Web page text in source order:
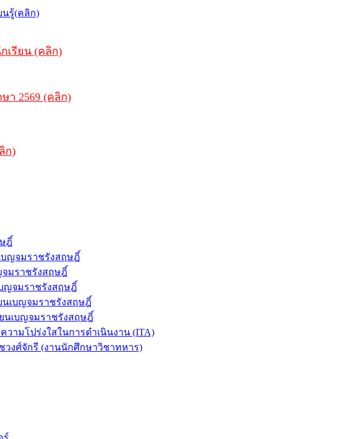
นรู้(คลิก)
เรียน (คลิก)
า 2569 (คลิก)
ก)
ฎิ์
บญจมราชรังสฤษฎิ์
จมราชรังสฤษฎิ์
บญจมราชรังสฤษฎิ์
นเบญจมราชรังสฤษฎิ์
นเบญจมราชรังสฤษฎิ์
ามโปร่งใสในการดำเนินงาน (ITA)
วงศ์จักรี (งานนักศึกษาวิชาทหาร)